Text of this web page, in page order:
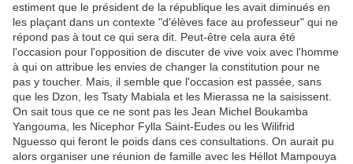
estiment que le président de la république les avait diminués en
les plaçant dans un contexte "d'élèves face au professeur" qui ne
répond pas à tout ce qui sera dit. Peut-être cela aura été
l'occasion pour l'opposition de discuter de vive voix avec l'homme
à qui on attribue les envies de changer la constitution pour ne
pas y toucher. Mais, il semble que l'occasion est passée, sans
que les Dzon, les Tsaty Mabiala et les Mierassa ne la saisissent.
On sait tous que ce ne sont pas les Jean Michel Boukamba
Yangouma, les Nicephor Fylla Saint-Eudes ou les Wilifrid
Nguesso qui feront le poids dans ces consultations. On aurait pu
alors organiser une réunion de famille avec les Héllot Mampouya